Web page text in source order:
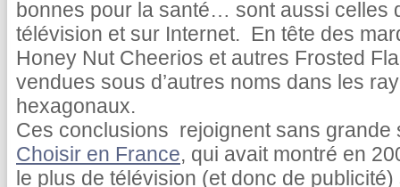
bonnes pour la santé… sont aussi celles
télévision et sur Internet. En tête des
Honey Nut Cheerios et autres Frosted
vendues sous d’autres noms dans les
hexagonaux.
Ces conclusions rejoignent sans
Choisir en France, qui avait montré en
le plus de télévision (et donc de